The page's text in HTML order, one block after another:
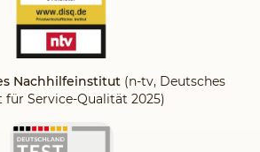
Nachhilfeinstitut (n-tv, Deutsches
für Service-Qualität 2025)